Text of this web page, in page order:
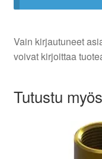
Vain kirjautuneet
voivat kirjoittaa
Tutustu myös